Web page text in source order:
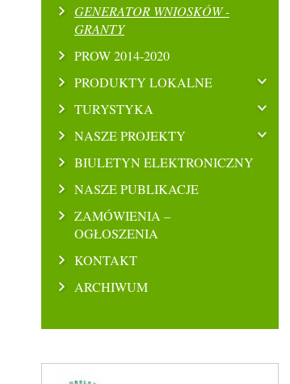
GENERATOR WNIOSKÓW -
GRANTY
PROW 2014-2020
PRODUKTY LOKALNE
TURYSTYKA
NASZE PROJEKTY
BIULETYN ELEKTRONICZNY
NASZE PUBLIKACJE
ZAMÓWIENIA –
OGŁOSZENIA
KONTAKT
ARCHIWUM